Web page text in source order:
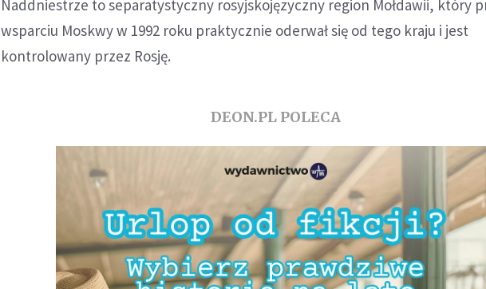
Naddniestrze to separatystyczny rosyjskojęzyczny region Mołdawii, który
wsparciu Moskwy w 1992 roku praktycznie oderwał się od tego kraju i jest
kontrolowany przez Rosję.
DEON.PL POLECA